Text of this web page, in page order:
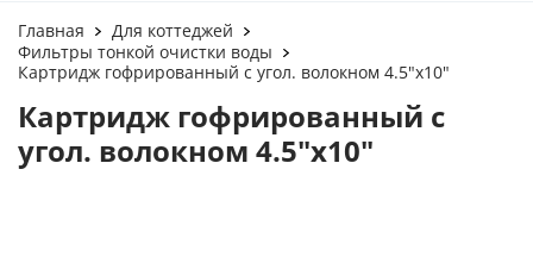
Москва
Главная
Для коттеджей
Фильтры тонкой очистки воды
Картридж гофрированный с угол. волокном 4.5"х10"
Картридж гофрированный с
угол. волокном 4.5"х10"